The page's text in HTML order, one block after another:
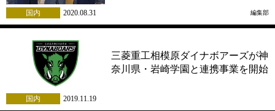
国内 2020.08.31 編集部
三菱重工相模原ダイナボアーズが神
奈川県・岩崎学園と連携事業を開始
国内 2019.11.19